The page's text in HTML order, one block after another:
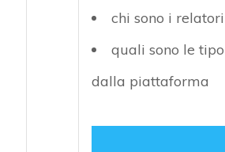
chi sono i
quali sono le
dalla piattaforma